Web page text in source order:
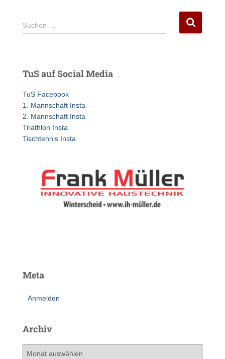
S
u
n
a
c
h
:
Suchen …
TuS auf Social Media
TuS Facebook
1. Mannschaft Insta
2. Mannschaft Insta
Triathlon Insta
Tischtennis Insta
Meta
Anmelden
Archiv